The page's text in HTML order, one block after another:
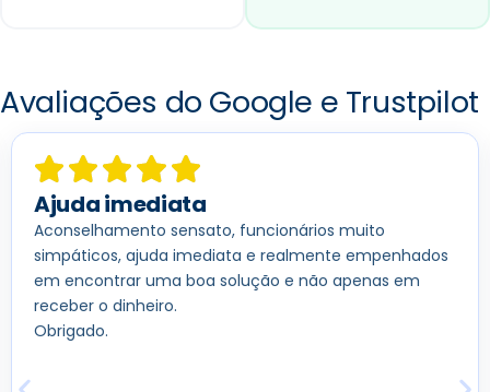
Avaliações do Google e Trustpilot
Ajuda imediata
Aconselhamento sensato, funcionários muito
simpáticos, ajuda imediata e realmente empenhados
em encontrar uma boa solução e não apenas em
receber o dinheiro.
Obrigado.